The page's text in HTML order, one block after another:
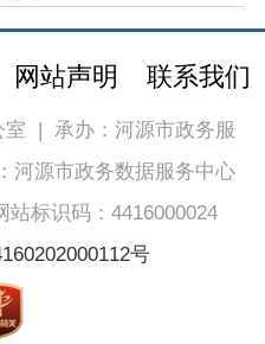
网站声明 联系我们
室
承办：河源市政务服
河源市政务数据服务中心
站标识码：4416000024
号